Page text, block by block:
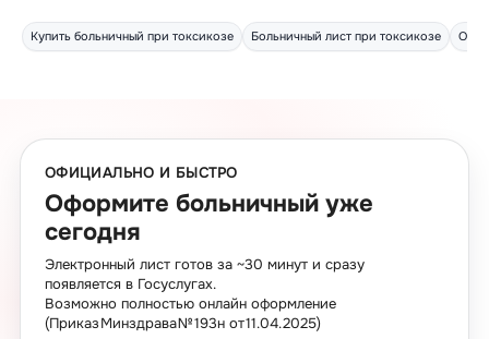
Купить больничный при токсикозе Больничный лист при токсикозе
ОФИЦИАЛЬНО И БЫСТРО
Оформите больничный уже
сегодня
Электронный лист готов за ~30 минут и сразу
появляется в Госуслугах.
Возможно полностью онлайн оформление
(Приказ Минздрава № 193н от 11.04.2025)